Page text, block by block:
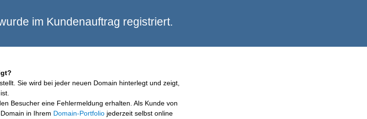
im Kundenauftrag registriert.
Sie wird bei jeder neuen Domain hinterlegt und zeigt,
Besucher eine Fehlermeldung erhalten. Als Kunde von
in Ihrem Domain-Portfolio jederzeit selbst online